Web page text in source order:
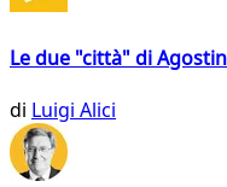
Le due "città" di
di Luigi Alici